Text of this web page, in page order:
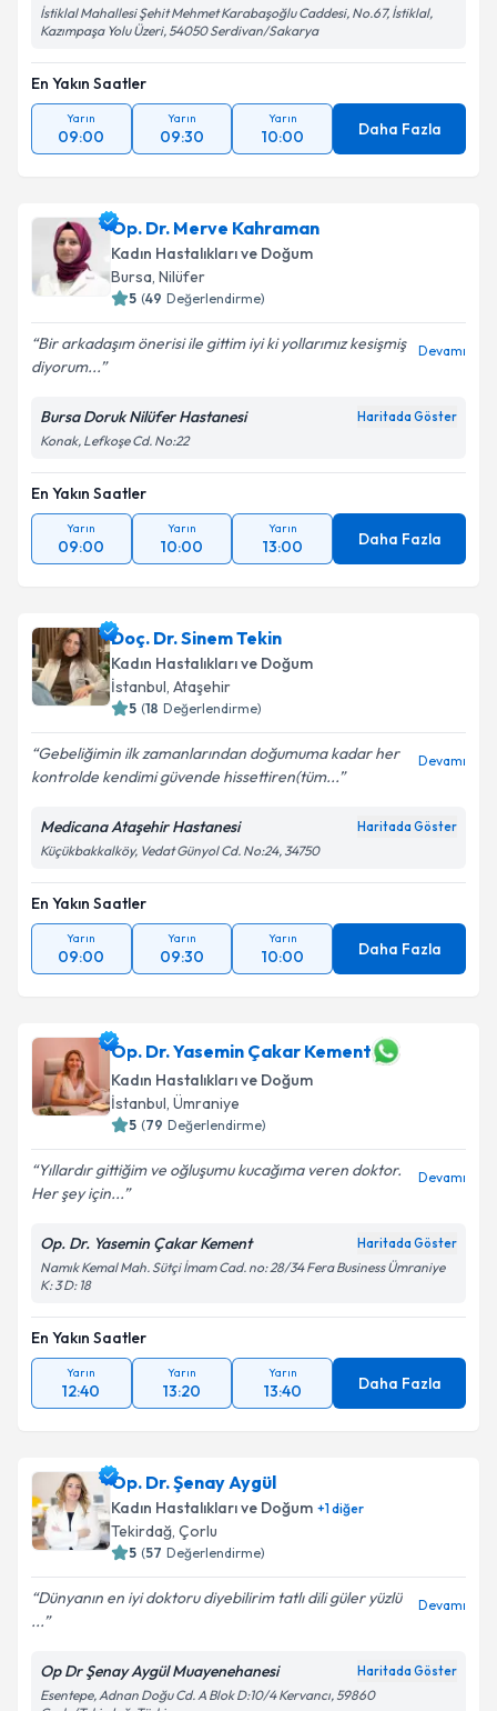
İstiklal Mahallesi Şehit Mehmet Karabaşoğlu Caddesi, No.67, İstiklal,
Kazımpaşa Yolu Üzeri, 54050 Serdivan/Sakarya
En Yakın Saatler
Yarın
09:00
Yarın
09:30
Yarın
10:00 Daha Fazla
Op. Dr. Merve Kahraman
Kadın Hastalıkları ve Doğum
Bursa, Nilüfer
5 (49 Değerlendirme)
Bir arkadaşım önerisi ile gittim iyi ki yollarımız kesişmiş
diyorum...
Devamı
Bursa Doruk Nilüfer Hastanesi Haritada Göster
Konak, Lefkoşe Cd. No:22
En Yakın Saatler
Yarın
09:00
Yarın
10:00
Yarın
13:00 Daha Fazla
Doç. Dr. Sinem Tekin
Kadın Hastalıkları ve Doğum
İstanbul, Ataşehir
5 (18 Değerlendirme)
Gebeliğimin ilk zamanlarından doğumuma kadar her
kontrolde kendimi güvende hissettiren(tüm...
Devamı
Medicana Ataşehir Hastanesi Haritada Göster
Küçükbakkalköy, Vedat Günyol Cd. No:24, 34750
En Yakın Saatler
Yarın
09:00
Yarın
09:30
Yarın
10:00 Daha Fazla
Op. Dr. Yasemin Çakar Kement
Kadın Hastalıkları ve Doğum
İstanbul, Ümraniye
5 (79 Değerlendirme)
Yıllardır gittiğim ve oğluşumu kucağıma veren doktor.
Her şey için...
Devamı
Op. Dr. Yasemin Çakar Kement Haritada Göster
Namık Kemal Mah. Sütçi İmam Cad. no: 28/34 Fera Business Ümraniye
K: 3 D: 18
En Yakın Saatler
Yarın
12:40
Yarın
13:20
Yarın
13:40 Daha Fazla
Op. Dr. Şenay Aygül
Kadın Hastalıkları ve Doğum +1diğer
Tekirdağ, Çorlu
5 (57 Değerlendirme)
Dünyanın en iyi doktoru diyebilirim tatlı dili güler yüzlü
...
Devamı
Op Dr Şenay Aygül Muayenehanesi Haritada Göster
Esentepe, Adnan Doğu Cd. A Blok D:10/4 Kervancı, 59860